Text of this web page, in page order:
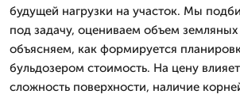
будущей нагрузки на участок. Мы
под задачу, оцениваем объем
объясняем, как формируется
бульдозером стоимость. На цену
сложность поверхности, наличие